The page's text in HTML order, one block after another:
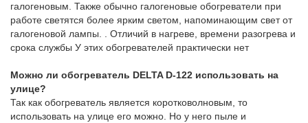
галогеновым. Также обычно галогеновые обогреватели при
работе светятся более ярким светом, напоминающим свет от
галогеновой лампы. . Отличий в нагреве, времени разогрева и
срока службы У этих обогревателей практически нет
Можно ли обогреватель DELTA D-122 использовать на
улице?
Так как обогреватель является коротковолновым, то
использовать на улице его можно. Но у него пыле и